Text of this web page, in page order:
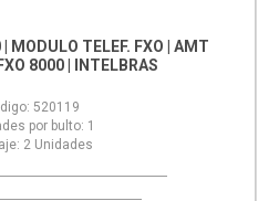
MODULO TELEF. FXO | AMT
8000 | INTELBRAS
520119
por bulto: 1
2 Unidades